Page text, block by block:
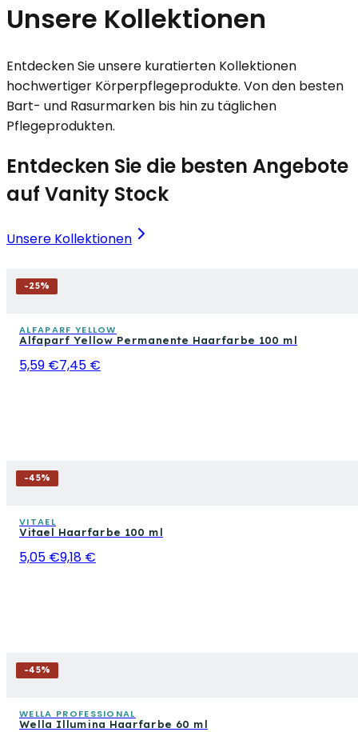
Unsere Kollektionen
Entdecken Sie unsere kuratierten Kollektionen
hochwertiger Körperpflegeprodukte. Von den besten
Bart- und Rasurmarken bis hin zu täglichen
Pflegeprodukten.
Entdecken Sie die besten Angebote
auf Vanity Stock
Unsere Kollektionen
-25%
ALFAPARF YELLOW
Alfaparf Yellow Permanente Haarfarbe 100 ml
5,59 €7,45 €
-45%
VITAEL
Vitael Haarfarbe 100 ml
5,05 €9,18 €
-45%
WELLA PROFESSIONAL
Wella Illumina Haarfarbe 60 ml